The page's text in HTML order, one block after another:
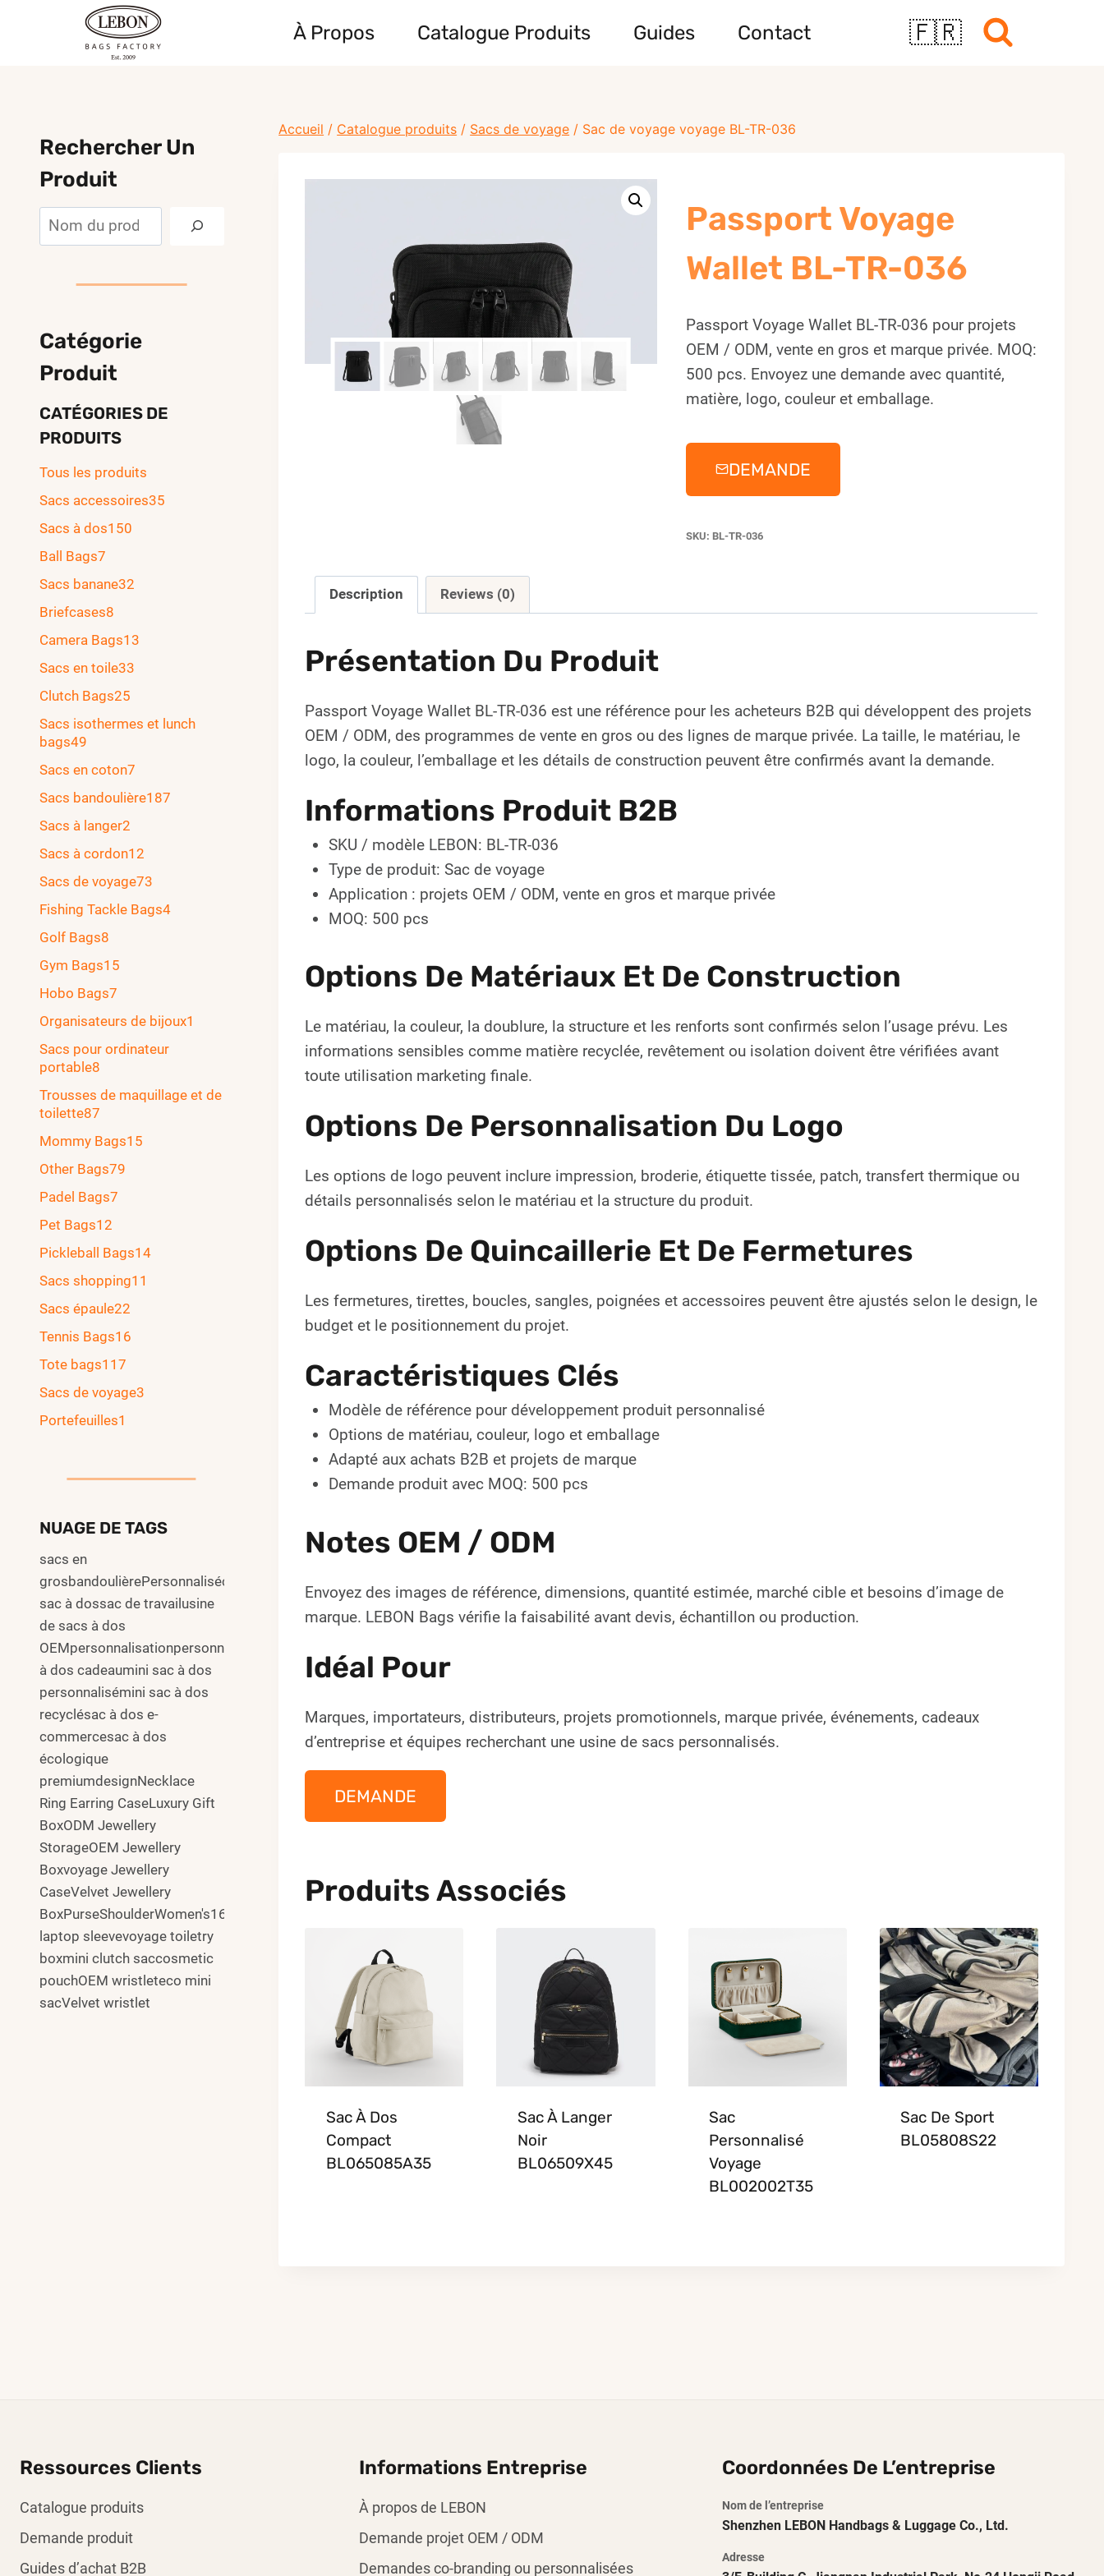
À Propos Catalogue Produits Guides Contact 🇫🇷
Accueil / Catalogue produits / Sacs de voyage / Sac de voyage voyage BL-TR-036
Passport Voyage
Wallet BL-TR-036
Passport Voyage Wallet BL-TR-036 pour projets
OEM / ODM, vente en gros et marque privée. MOQ:
500 pcs. Envoyez une demande avec quantité,
matière, logo, couleur et emballage.
DEMANDE
SKU:BL-TR-036
Description Reviews (0)
Présentation Du Produit
Passport Voyage Wallet BL-TR-036 est une référence pour les acheteurs B2B qui développent des projets
OEM / ODM, des programmes de vente en gros ou des lignes de marque privée. La taille, le matériau, le
logo, la couleur, l’emballage et les détails de construction peuvent être confirmés avant la demande.
Informations Produit B2B
SKU / modèle LEBON: BL-TR-036
Type de produit: Sac de voyage
Application : projets OEM / ODM, vente en gros et marque privée
MOQ: 500 pcs
Options De Matériaux Et De Construction
Le matériau, la couleur, la doublure, la structure et les renforts sont confirmés selon l’usage prévu. Les
informations sensibles comme matière recyclée, revêtement ou isolation doivent être vérifiées avant
toute utilisation marketing finale.
Options De Personnalisation Du Logo
Les options de logo peuvent inclure impression, broderie, étiquette tissée, patch, transfert thermique ou
détails personnalisés selon le matériau et la structure du produit.
Options De Quincaillerie Et De Fermetures
Les fermetures, tirettes, boucles, sangles, poignées et accessoires peuvent être ajustés selon le design, le
budget et le positionnement du projet.
Caractéristiques Clés
Modèle de référence pour développement produit personnalisé
Options de matériau, couleur, logo et emballage
Adapté aux achats B2B et projets de marque
Demande produit avec MOQ: 500 pcs
Notes OEM / ODM
Envoyez des images de référence, dimensions, quantité estimée, marché cible et besoins d’image de
marque. LEBON Bags vérifie la faisabilité avant devis, échantillon ou production.
Idéal Pour
Marques, importateurs, distributeurs, projets promotionnels, marque privée, événements, cadeaux
d’entreprise et équipes recherchant une usine de sacs personnalisés.
DEMANDE
Produits Associés
Sac À Dos
Compact
BL065085A35
Sac À Langer
Noir
BL06509X45
Sac
Personnalisé
Voyage
BL002002T35
Sac De Sport
BL05808S22
Rechercher Un
Produit
Rechercher
Catégorie
Produit
CATÉGORIES DE
PRODUITS
Tous les produits
Sacs accessoires35
Sacs à dos150
Ball Bags7
Sacs banane32
Briefcases8
Camera Bags13
Sacs en toile33
Clutch Bags25
Sacs isothermes et lunch
bags49
Sacs en coton7
Sacs bandoulière187
Sacs à langer2
Sacs à cordon12
Sacs de voyage73
Fishing Tackle Bags4
Golf Bags8
Gym Bags15
Hobo Bags7
Organisateurs de bijoux1
Sacs pour ordinateur
portable8
Trousses de maquillage et de
toilette87
Mommy Bags15
Other Bags79
Padel Bags7
Pet Bags12
Pickleball Bags14
Sacs shopping11
Sacs épaule22
Tennis Bags16
Tote bags117
Sacs de voyage3
Portefeuilles1
NUAGE DE TAGS
sacs en
grosbandoulièrePersonnalisécommuter
sac à dossac de travailusine
de sacs à dos
OEMpersonnalisationpersonnalisersac
à dos cadeaumini sac à dos
personnalisémini sac à dos
recyclésac à dos e-
commercesac à dos
écologique
premiumdesignNecklace
Ring Earring CaseLuxury Gift
BoxODM Jewellery
StorageOEM Jewellery
Boxvoyage Jewellery
CaseVelvet Jewellery
BoxPurseShoulderWomen's16"
laptop sleevevoyage toiletry
boxmini clutch saccosmetic
pouchOEM wristleteco mini
sacVelvet wristlet
Ressources Clients
Catalogue produits
Demande produit
Guides d’achat B2B
Informations Entreprise
À propos de LEBON
Demande projet OEM / ODM
Demandes co-branding ou personnalisées
Coordonnées De L’entreprise
Nom de l’entreprise
Shenzhen LEBON Handbags & Luggage Co., Ltd.
Adresse